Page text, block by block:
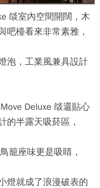
燄室內空間開闊，木
吧檯看來非常素雅，
泡，工業風兼具設計
Move Deluxe 燄還貼心
的半露天吸菸區，
籠座味更是吸睛，
燈就成了浪漫破表的